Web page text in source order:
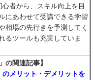
者から、スキル向上を目
にあわせて受講できる学習
相場の先行きを予測してく
るツールも充実していま
の関連記事】
メリット・デメリットを